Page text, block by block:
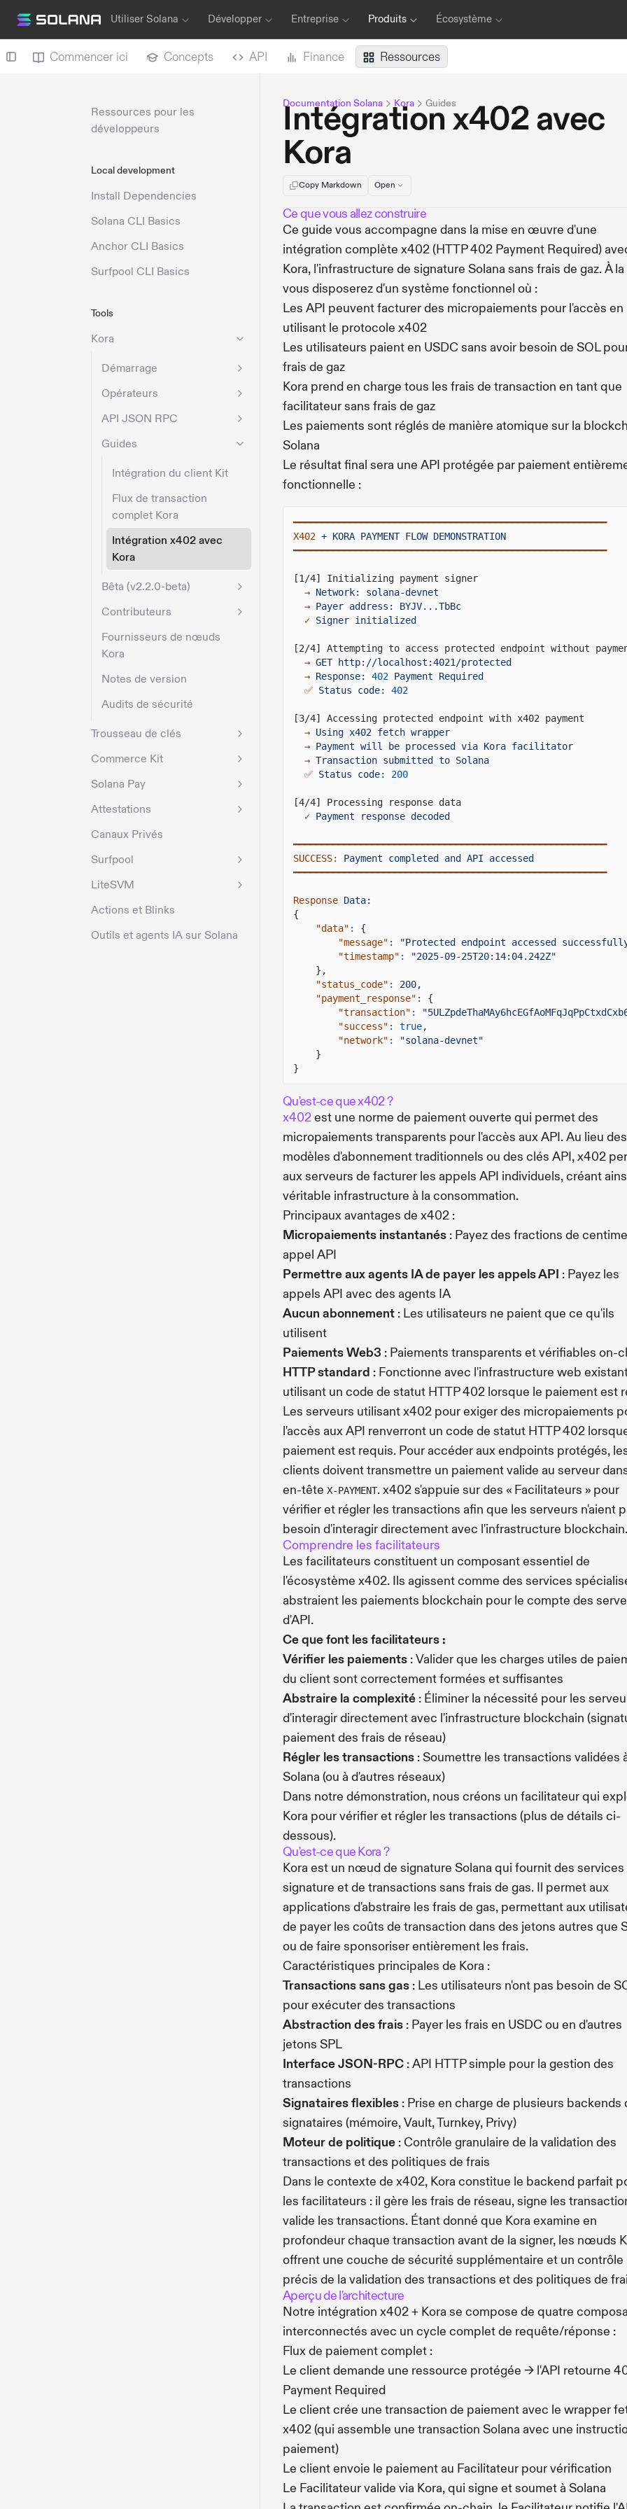
Utiliser Solana Développer Entreprise Produits Écosystème
Commencer ici Concepts API Finance Ressources
Ressources pour les
développeurs
Local development
Install Dependencies
Solana CLI Basics
Anchor CLI Basics
Surfpool CLI Basics
Tools
Kora
Démarrage
Opérateurs
API JSON RPC
Guides
Intégration du client Kit
Flux de transaction
complet Kora
Intégration x402 avec
Kora
Bêta (v2.2.0-beta)
Contributeurs
Fournisseurs de nœuds
Kora
Notes de version
Audits de sécurité
Trousseau de clés
Commerce Kit
Solana Pay
Attestations
Canaux Privés
Surfpool
LiteSVM
Actions et Blinks
Outils et agents IA sur Solana
Documentation Solana Kora Guides
Intégration x402 avec
Kora
Copy Markdown Open
Ce que vous allez construire
Ce guide vous accompagne dans la mise en œuvre d'une
intégration complète x402 (HTTP 402 Payment Required)
Kora, l'infrastructure de signature Solana sans frais de gaz. À
vous disposerez d'un système fonctionnel où :
Les API peuvent facturer des micropaiements pour l'accès en
utilisant le protocole x402
Les utilisateurs paient en USDC sans avoir besoin de SOL
frais de gaz
Kora prend en charge tous les frais de transaction en tant que
facilitateur sans frais de gaz
Les paiements sont réglés de manière atomique sur la
Solana
Le résultat final sera une API protégée par paiement
fonctionnelle :
━━━━━━━━━━━━━━━━━━━━━━━━━━━━━━━━━━━━━━━━━━━━━━━━━━━━━━━━
X402 + KORA PAYMENT FLOW DEMONSTRATION
━━━━━━━━━━━━━━━━━━━━━━━━━━━━━━━━━━━━━━━━━━━━━━━━━━━━━━━━
[1/4] Initializing payment signer
→ Network: solana-devnet
→ Payer address: BYJV...TbBc
✓ Signer initialized
[2/4] Attempting to access protected endpoint without
→ GET http://localhost:4021/protected
→ Response: 402 Payment Required
✅ Status code: 402
[3/4] Accessing protected endpoint with x402 payment
→ Using x402 fetch wrapper
→ Payment will be processed via Kora facilitator
→ Transaction submitted to Solana
✅ Status code: 200
[4/4] Processing response data
✓ Payment response decoded
━━━━━━━━━━━━━━━━━━━━━━━━━━━━━━━━━━━━━━━━━━━━━━━━━━━━━━━━
SUCCESS:
Payment completed and API accessed
━━━━━━━━━━━━━━━━━━━━━━━━━━━━━━━━━━━━━━━━━━━━━━━━━━━━━━━━
Response Data:
{
"data" :
{
"message" :
"Protected endpoint accessed
"timestamp" :
"2025-09-25T20:14:04.242Z"
},
"status_code" :
200,
"payment_response" :
{
"transaction" :
"success" : true,
"network" :
"solana-devnet"
}
}
Qu'est-ce que x402 ?
x402est une norme de paiement ouverte qui permet des
micropaiements transparents pour l'accès aux API. Au lieu des
modèles d'abonnement traditionnels ou des clés API, x402
aux serveurs de facturer les appels API individuels, créant
véritable infrastructure à la consommation.
Principaux avantages de x402 :
Micropaiements instantanés : Payez des fractions de
appel API
Permettre aux agents IA de payer les appels API : Payez les
appels API avec des agents IA
Aucun abonnement : Les utilisateurs ne paient que ce qu'ils
utilisent
Paiements Web3 : Paiements transparents et vérifiables on-
HTTP standard : Fonctionne avec l'infrastructure web
utilisant un code de statut HTTP 402 lorsque le paiement est
Les serveurs utilisant x402 pour exiger des micropaiements
l'accès aux API renverront un code de statut HTTP 402
paiement est requis. Pour accéder aux endpoints protégés,
clients doivent transmettre un paiement valide au serveur
en-tête X-PAYMENT. x402 s'appuie sur des « Facilitateurs » pour
vérifier et régler les transactions afin que les serveurs n'aient
besoin d'interagir directement avec l'infrastructure blockchain.
Comprendre les facilitateurs
Les facilitateurs constituent un composant essentiel de
l'écosystème x402. Ils agissent comme des services
abstraient les paiements blockchain pour le compte des
d'API.
Ce que font les facilitateurs :
Vérifier les paiements : Valider que les charges utiles de
du client sont correctement formées et suffisantes
Abstraire la complexité : Éliminer la nécessité pour les
d'interagir directement avec l'infrastructure blockchain
paiement des frais de réseau)
Régler les transactions : Soumettre les transactions validées
Solana (ou à d'autres réseaux)
Dans notre démonstration, nous créons un facilitateur qui
Kora pour vérifier et régler les transactions (plus de détails ci-
dessous).
Qu'est-ce que Kora ?
Kora est un nœud de signature Solana qui fournit des services
signature et de transactions sans frais de gas. Il permet aux
applications d'abstraire les frais de gas, permettant aux
de payer les coûts de transaction dans des jetons autres que
ou de faire sponsoriser entièrement les frais.
Caractéristiques principales de Kora :
Transactions sans gas : Les utilisateurs n'ont pas besoin de
pour exécuter des transactions
Abstraction des frais : Payer les frais en USDC ou en d'autres
jetons SPL
Interface JSON-RPC : API HTTP simple pour la gestion des
transactions
Signataires flexibles : Prise en charge de plusieurs backends
signataires (mémoire, Vault, Turnkey, Privy)
Moteur de politique : Contrôle granulaire de la validation des
transactions et des politiques de frais
Dans le contexte de x402, Kora constitue le backend parfait
les facilitateurs : il gère les frais de réseau, signe les
valide les transactions. Étant donné que Kora examine en
profondeur chaque transaction avant de la signer, les nœuds
offrent une couche de sécurité supplémentaire et un contrôle
précis de la validation des transactions et des politiques de
Aperçu de l'architecture
Notre intégration x402 + Kora se compose de quatre
interconnectés avec un cycle complet de requête/réponse :
Flux de paiement complet :
Le client demande une ressource protégée → l'API retourne
Payment Required
Le client crée une transaction de paiement avec le wrapper
x402 (qui assemble une transaction Solana avec une
paiement)
Le client envoie le paiement au Facilitateur pour vérification
Le Facilitateur valide via Kora, qui signe et soumet à Solana